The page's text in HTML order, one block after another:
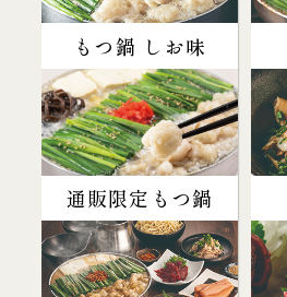
もつ鍋 しお味
通販限定もつ鍋